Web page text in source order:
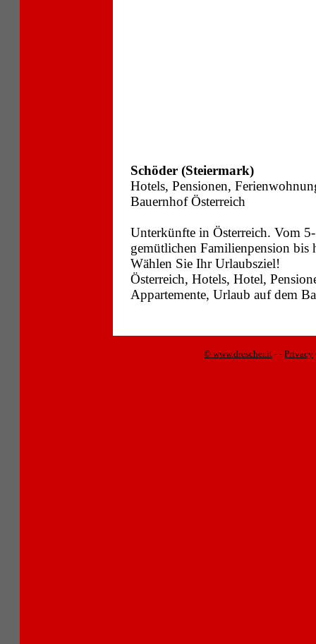
Schöder (Steiermark)
Hotels, Pensionen,
Bauernhof Österreich
Unterkünfte in Österreich. Vom
gemütlichen Familienpension
Wählen Sie Ihr Urlaubsziel!
Österreich, Hotels, Hotel,
Appartemente, Urlaub auf dem
© www.drescher.it - - Privacy